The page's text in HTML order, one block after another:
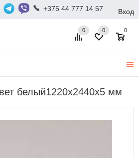
+375 44 777 14 57 Вход
0 0
0
белый1220х2440х5 мм